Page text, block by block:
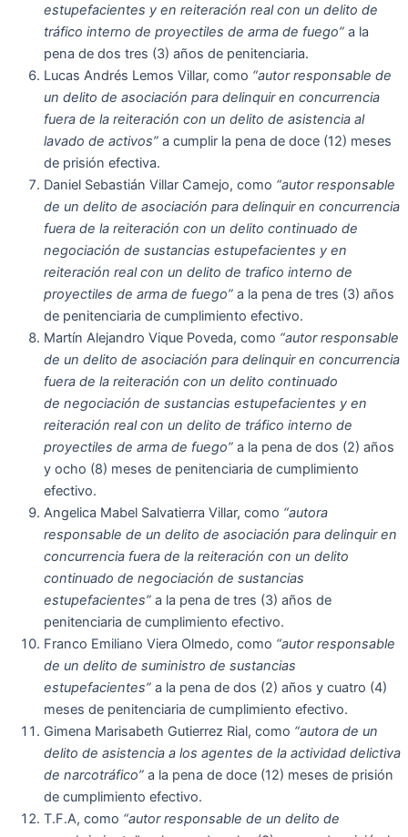
estupefacientes y en reiteración real con un delito de
tráfico interno de proyectiles de arma de fuego” a la
pena de dos tres (3) años de penitenciaria.
Lucas Andrés Lemos Villar, como “autor responsable de
un delito de asociación para delinquir en concurrencia
fuera de la reiteración con un delito de asistencia al
lavado de activos” a cumplir la pena de doce (12) meses
de prisión efectiva.
Daniel Sebastián Villar Camejo, como “autor responsable
de un delito de asociación para delinquir en concurrencia
fuera de la reiteración con un delito continuado de
negociación de sustancias estupefacientes y en
reiteración real con un delito de trafico interno de
proyectiles de arma de fuego” a la pena de tres (3) años
de penitenciaria de cumplimiento efectivo.
Martín Alejandro Vique Poveda, como “autor responsable
de un delito de asociación para delinquir en concurrencia
fuera de la reiteración con un delito continuado
de negociación de sustancias estupefacientes y en
reiteración real con un delito de tráfico interno de
proyectiles de arma de fuego” a la pena de dos (2) años
y ocho (8) meses de penitenciaria de cumplimiento
efectivo.
Angelica Mabel Salvatierra Villar, como “autora
responsable de un delito de asociación para delinquir en
concurrencia fuera de la reiteración con un delito
continuado de negociación de sustancias
estupefacientes” a la pena de tres (3) años de
penitenciaria de cumplimiento efectivo.
Franco Emiliano Viera Olmedo, como “autor responsable
de un delito de suministro de sustancias
estupefacientes” a la pena de dos (2) años y cuatro (4)
meses de penitenciaria de cumplimiento efectivo.
Gimena Marisabeth Gutierrez Rial, como “autora de un
delito de asistencia a los agentes de la actividad delictiva
de narcotráfico” a la pena de doce (12) meses de prisión
de cumplimiento efectivo.
T.F.A, como “autor responsable de un delito de